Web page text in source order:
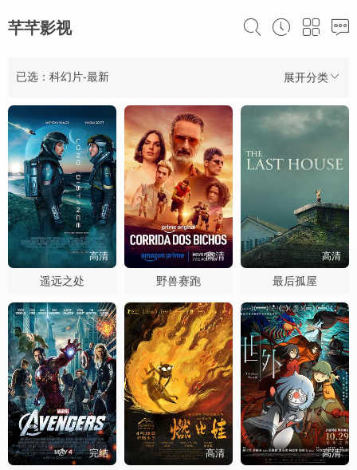
芊芊影视
展开分类
已选：科幻片-最新
高清
遥远之处
高清
野兽赛跑
高清
最后孤屋
完结 高清 高清